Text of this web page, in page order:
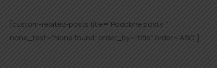
[custom-related-posts title=”Podobne posty:”
none_text=”None found” order_by=”title” order=”ASC”]